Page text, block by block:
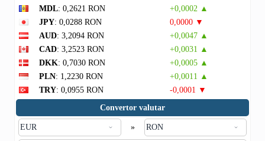
MDL: 0,2621 RON
+0,0002 ▲
JPY: 0,0288 RON
0,0000 ▼
AUD: 3,2094 RON
+0,0047 ▲
CAD: 3,2523 RON
+0,0031 ▲
DKK: 0,7030 RON
+0,0005 ▲
PLN: 1,2230 RON
+0,0011 ▲
TRY: 0,0955 RON
-0,0001 ▼
Convertor valutar
»